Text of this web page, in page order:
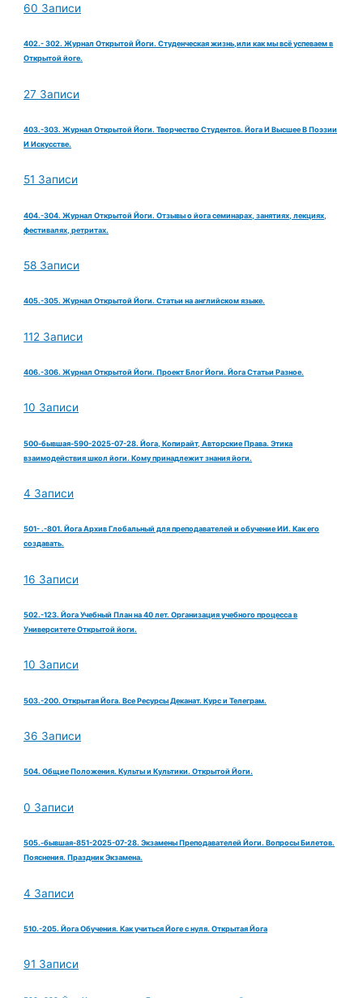
60 Записи
402.- 302. Журнал Открытой Йоги. Студенческая жизнь,или как мы всё успеваем в
Открытой йоге.
27 Записи
403.-303. Журнал Открытой Йоги. Творчество Студентов. Йога И Высшее В Поэзии
И Искусстве.
51 Записи
404.-304. Журнал Открытой Йоги. Отзывы о йога семинарах, занятиях, лекциях,
фестивалях, ретритах.
58 Записи
405.-305. Журнал Открытой Йоги. Статьи на английском языке.
112 Записи
406.-306. Журнал Открытой Йоги. Проект Блог Йоги. Йога Статьи Разное.
10 Записи
500-бывшая-590-2025-07-28. Йога, Копирайт, Авторские Права. Этика
взаимодействия школ йоги. Кому принадлежит знания йоги.
4 Записи
501- .-801. Йога Архив Глобальный для преподавателей и обучение ИИ. Как его
создавать.
16 Записи
502.-123. Йога Учебный План на 40 лет. Организация учебного процесса в
Университете Открытой йоги.
10 Записи
503.-200. Открытая Йога. Все Ресурсы Деканат. Курс и Телеграм.
36 Записи
504. Общие Положения. Культы и Культики. Открытой Йоги.
0 Записи
505.-бывшая-851-2025-07-28. Экзамены Преподавателей Йоги. Вопросы Билетов.
Пояснения. Праздник Экзамена.
4 Записи
510.-205. Йога Обучения. Как учиться Йоге с нуля. Открытая Йога
91 Записи